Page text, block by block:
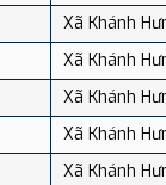
Xã Khánh
Xã Khánh
Xã Khánh
Xã Khánh
Xã Khánh